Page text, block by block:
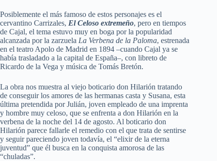
Posiblemente el más famoso de estos personajes es el
cervantino Carrizales, El Celoso extremeño, pero en tiempos
de Cajal, el tema estuvo muy en boga por la popularidad
alcanzada por la zarzuela La Verbena de la Paloma, estrenada
en el teatro Apolo de Madrid en 1894 –cuando Cajal ya se
había trasladado a la capital de España–, con libreto de
Ricardo de la Vega y música de Tomás Bretón.
La obra nos muestra al viejo boticario don Hilarión tratando
de conseguir los amores de las hermanas casta y Susana, esta
última pretendida por Julián, joven empleado de una imprenta
y hombre muy celoso, que se enfrenta a don Hilarión en la
verbena de la noche del 14 de agosto. Al boticario don
Hilarión parece fallarle el remedio con el que trata de sentirse
y seguir pareciendo joven todavía, el “elixir de la eterna
juventud” que él busca en la conquista amorosa de las
“chuladas”.